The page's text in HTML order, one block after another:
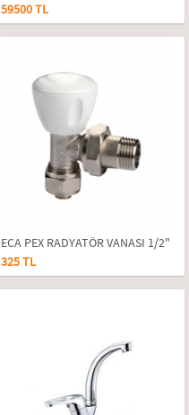
24 Kw
59500 TL
ECA PEX RADYATÖR VANASI 1/2"
325 TL